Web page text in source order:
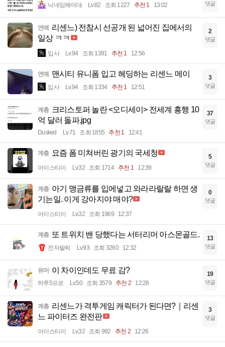
닉네임해야대 Lv.82 조회 1227 추천 1 13:02 댓글
연예
리센느) 전참시 선공개 된 넓어진 집에서의
일상 ㅋㅋ
입사 Lv.94 조회 1391 추천 1 12:56
2
댓글
연예 맨시티 유니폼 입고 헤딩하는 리센느 메이
입사 Lv.94 조회 1334 추천 1 12:51
3
댓글
계층 크리스토퍼 놀란 <오디세이> 전세계 흥행 10
억 달러 돌파.jpg
Dusked Lv.71 조회 1855 추천 1 12:41
37
댓글
계층 요즘 폼 미쳐버린 광기의 국세청
아이스티이 Lv.32 조회 1714 추천 1 12:39
5
댓글
계층 아기 맹금류를 입에넣고 와라라랄랄 하면 생
기는일. 이게 강아지야 매야?
아이스티이 Lv.32 조회 1969 12:37
0
댓글
계층 또 트위치 밴 당했다는 서터리머 아스몬골드.
전자팔찌 Lv.93 조회 3260 12:32
13
댓글
유머 이 차이인데도 무료 감?
하루5프로 Lv.50 조회 3579 추천 2 12:28
19
댓글
계층 리센느가 격투게임 캐릭터가 된다면?｜리센
느 파이터즈 완전판
아이스티이 Lv.32 조회 992 추천 2 12:26
3
댓글